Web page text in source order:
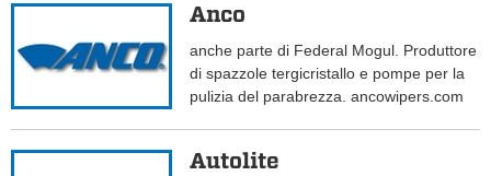
Anco
anche parte di Federal Mogul. Produttore
di spazzole tergicristallo e pompe per la
pulizia del parabrezza. ancowipers.com
Autolite